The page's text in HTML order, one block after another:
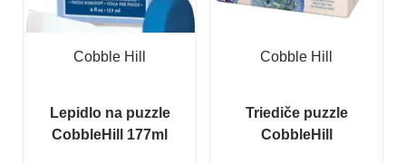
Cobble Hill
Lepidlo na puzzle
CobbleHill 177ml
Cobble Hill
Triediče puzzle
CobbleHill